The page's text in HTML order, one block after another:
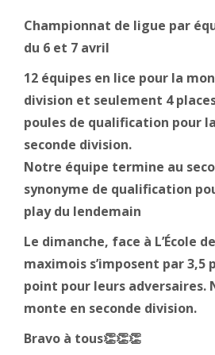
Championnat de ligue par
du 6 et 7 avril
12 équipes en lice pour la
division et seulement 4
poules de qualification pour
seconde division.
Notre équipe termine au
synonyme de qualification
play du lendemain
Le dimanche, face à L’École
maximois s’imposent par 3,5
point pour leurs adversaires.
monte en seconde division.
Bravo à tous👏👏👏